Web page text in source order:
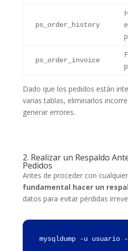
ps_order_history
ps_order_invoice
Dado que los pedidos están
varias tablas, eliminarlos
generar errores.
2. Realizar un Respaldo
Pedidos
Antes de proceder con
fundamental hacer un
datos para evitar pérdidas
mysqldump -u usuario